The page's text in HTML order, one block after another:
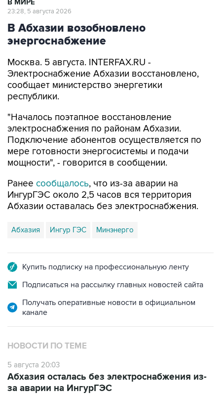
В Абхазии возобновлено
энергоснабжение
Москва. 5 августа. INTERFAX.RU -
сообщает министерство энергетики
республики.
"Началось поэтапное восстановление
Подключение абонентов осуществляется по
мере готовности энергосистемы и подачи
мощности", - говорится в сообщении.
Ранеесообщалось, что из-за аварии на
Абхазии оставалась без электроснабжения.
Абхазия Ингур ГЭС Минэнерго
Подписаться на рассылку главных новостей сайта
Получать оперативные новости в официальном
НОВОСТИ ПО ТЕМЕ
5 августа 20:03
за аварии на ИнгурГЭС